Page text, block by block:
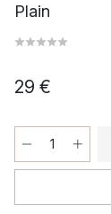
Plain
29 €